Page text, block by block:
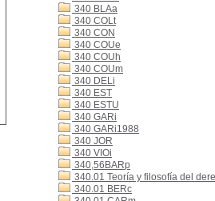
340 BLAa
340 COLt
340 CON
340 COUe
340 COUh
340 COUm
340 DELi
340 EST
340 ESTU
340 GARi
340 GARi1988
340 JOR
340 VIOi
340,56BARp
340.01 Teoría y filosofía del
340.01 BERc